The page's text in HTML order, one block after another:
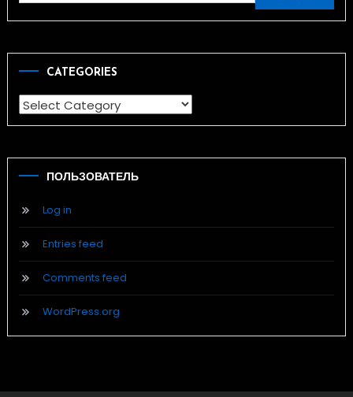
for:
CATEGORIES
Categories
ПОЛЬЗОВАТЕЛЬ
Log in
Entries feed
Comments feed
WordPress.org